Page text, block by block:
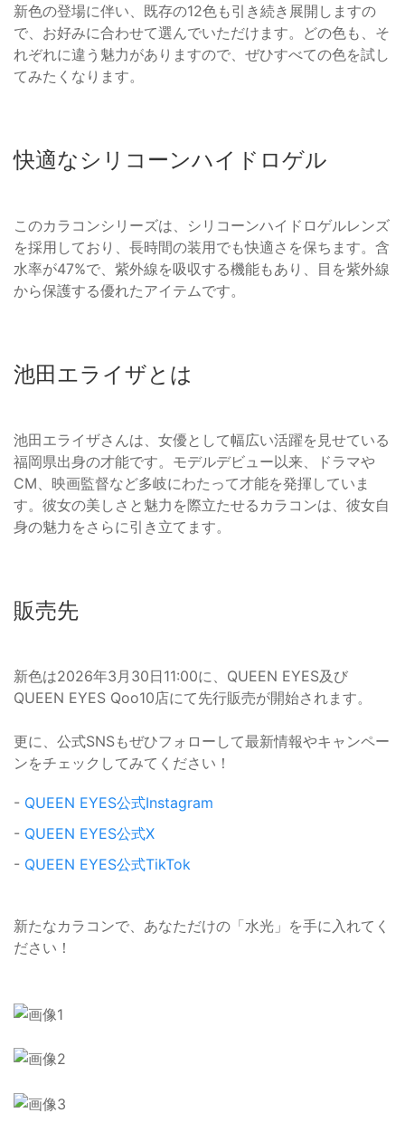
新色の登場に伴い、既存の12色も引き続き展開しますの
で、お好みに合わせて選んでいただけます。どの色も、そ
れぞれに違う魅力がありますので、ぜひすべての色を試し
てみたくなります。
快適なシリコーンハイドロゲル
このカラコンシリーズは、シリコーンハイドロゲルレンズ
を採用しており、長時間の装用でも快適さを保ちます。含
水率が47%で、紫外線を吸収する機能もあり、目を紫外線
から保護する優れたアイテムです。
池田エライザとは
池田エライザさんは、女優として幅広い活躍を見せている
福岡県出身の才能です。モデルデビュー以来、ドラマや
CM、映画監督など多岐にわたって才能を発揮していま
す。彼女の美しさと魅力を際立たせるカラコンは、彼女自
身の魅力をさらに引き立てます。
販売先
新色は2026年3月30日11:00に、QUEEN EYES及び
QUEEN EYES Qoo10店にて先行販売が開始されます。
更に、公式SNSもぜひフォローして最新情報やキャンペー
ンをチェックしてみてください！
- QUEEN EYES公式Instagram
- QUEEN EYES公式X
- QUEEN EYES公式TikTok
新たなカラコンで、あなただけの「水光」を手に入れてく
ださい！